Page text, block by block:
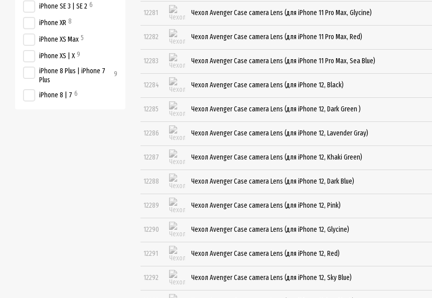
12281 Чехол Avenger Case camera Lens (для iPhone 11 Pro Max, Glycine)
12282 Чехол Avenger Case camera Lens (для iPhone 11 Pro Max, Red)
12283 Чехол Avenger Case camera Lens (для iPhone 11 Pro Max, Sea Blue)
12284 Чехол Avenger Case camera Lens (для iPhone 12, Black)
12285 Чехол Avenger Case camera Lens (для iPhone 12, Dark Green )
12286 Чехол Avenger Case camera Lens (для iPhone 12, Lavender Gray)
12287 Чехол Avenger Case camera Lens (для iPhone 12, Khaki Green)
12288 Чехол Avenger Case camera Lens (для iPhone 12, Dark Blue)
12289 Чехол Avenger Case camera Lens (для iPhone 12, Pink)
12290 Чехол Avenger Case camera Lens (для iPhone 12, Glycine)
12291 Чехол Avenger Case camera Lens (для iPhone 12, Red)
12292 Чехол Avenger Case camera Lens (для iPhone 12, Sky Blue)
iPhone SE 3 | SE 2 6
iPhone XR 8
iPhone XS Max 5
iPhone XS | X 9
iPhone 8 Plus | iPhone 7
Plus
9
iPhone 8 | 7 6